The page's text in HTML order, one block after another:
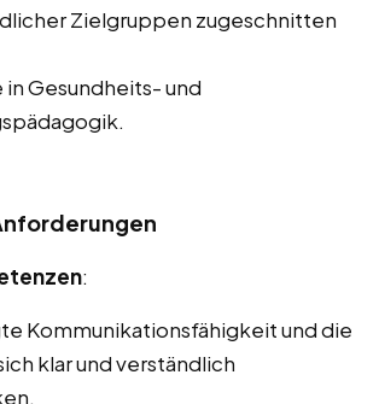
Zielgruppen zugeschnitten
in Gesundheits- und
:
Kommunikationsfähigkeit und die
klar und verständlich